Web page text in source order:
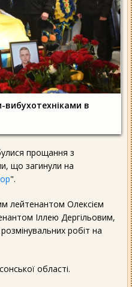
в
прощання з
що загинули на
".
лейтенантом Олексієм
Іллею Дергільовим,
робіт на
області.